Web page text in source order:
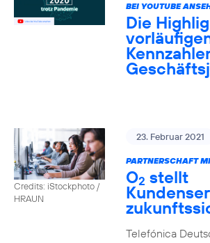
BEI YOUTUBE
Die
Credits: iStockphoto /
HRAUN
23. Februar 2021
PARTNERSCHAFT
O2 stellt
Telefónica